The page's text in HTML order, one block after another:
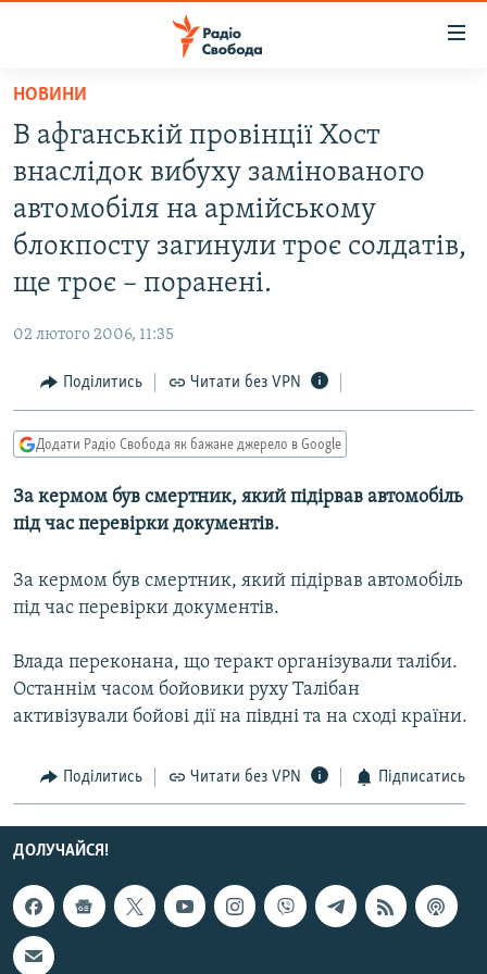
Перейти
основного
матеріалу
до
основної
навігації
Перейти
до
РАДІО СВОБОДА – 70 РОКІВ
ВСЕ ЗА ДОБУ
СПОРТ
УКРАЇНА
ВІЙНА
РОСІЙСЬКА «ФІЛЬТРАЦІЯ»
ТИ ЯК?
СХЕМИ
МУЛЬТИМЕДІА
СПЕЦПРОЄКТИ
ПОДКАСТИ
КРИМ РЕАЛІЇ
РУС
КТАТ
ДОЛУЧАЙСЯ!
НОВИНИ
В афганській провінції Хост
внаслідок вибуху замінованого
автомобіля на армійському
блокпосту загинули троє солдатів,
ще троє – поранені.
02 лютого 2006, 11:35
Поділитись Читати без VPN
Додати Радіо Свобода як бажане джерело в Google
За кермом був смертник, який підірвав автомобіль
під час перевірки документів.
За кермом був смертник, який підірвав автомобіль
під час перевірки документів.
Влада переконана, що теракт організували таліби.
Останнім часом бойовики руху Талібан
активізували бойові дії на півдні та на сході країни.
Поділитись Читати без VPN Підписатись
ДОЛУЧАЙСЯ!